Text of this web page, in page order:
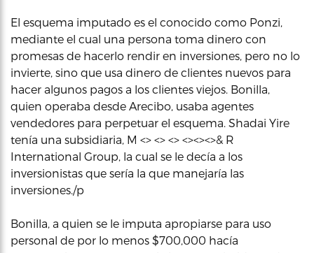
El esquema imputado es el conocido como Ponzi,
mediante el cual una persona toma dinero con
promesas de hacerlo rendir en inversiones, pero no lo
invierte, sino que usa dinero de clientes nuevos para
hacer algunos pagos a los clientes viejos. Bonilla,
quien operaba desde Arecibo, usaba agentes
vendedores para perpetuar el esquema. Shadai Yire
tenía una subsidiaria, M <> <> <> <><><>& R
International Group, la cual se le decía a los
inversionistas que sería la que manejaría las
inversiones./p
Bonilla, a quien se le imputa apropiarse para uso
personal de por lo menos $700,000 hacía